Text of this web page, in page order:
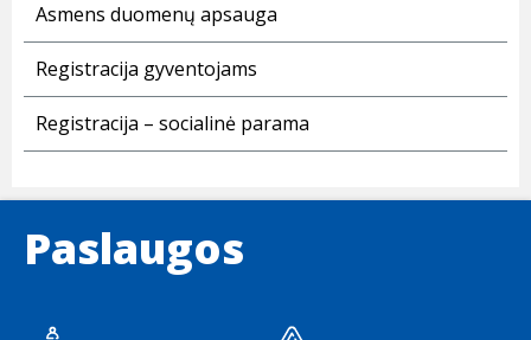
Asmens duomenų apsauga
Registracija gyventojams
Registracija – socialinė parama
Paslaugos